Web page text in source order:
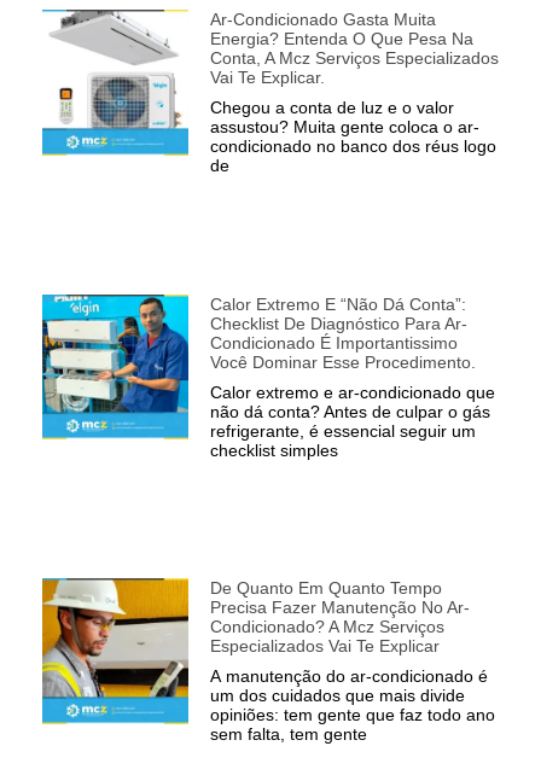
Ar-Condicionado Gasta Muita
Energia? Entenda O Que Pesa Na
Conta, A Mcz Serviços Especializados
Vai Te Explicar.
Chegou a conta de luz e o valor
assustou? Muita gente coloca o ar-
condicionado no banco dos réus logo
de
Calor Extremo E “não Dá Conta”:
Checklist De Diagnóstico Para Ar-
Condicionado É Importantissimo
Você Dominar Esse Procedimento.
Calor extremo e ar-condicionado que
não dá conta? Antes de culpar o gás
refrigerante, é essencial seguir um
checklist simples
De Quanto Em Quanto Tempo
Precisa Fazer Manutenção No Ar-
Condicionado? A Mcz Serviços
Especializados Vai Te Explicar
A manutenção do ar-condicionado é
um dos cuidados que mais divide
opiniões: tem gente que faz todo ano
sem falta, tem gente